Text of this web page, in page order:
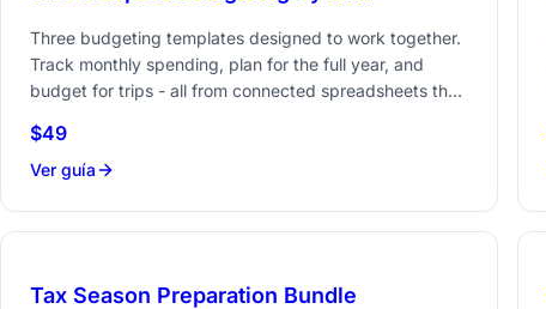
Three budgeting templates designed to work together.
Track monthly spending, plan for the full year, and
budget for trips - all from connected spreadsheets that
$49
Ver guía
Tax Season Preparation Bundle